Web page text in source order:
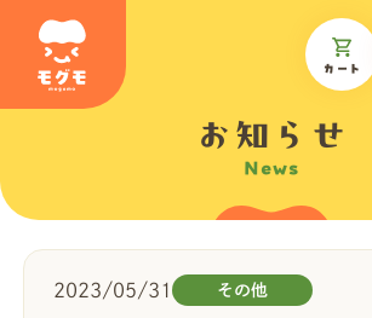
カート
お知らせ
News
2023/05/31 その他